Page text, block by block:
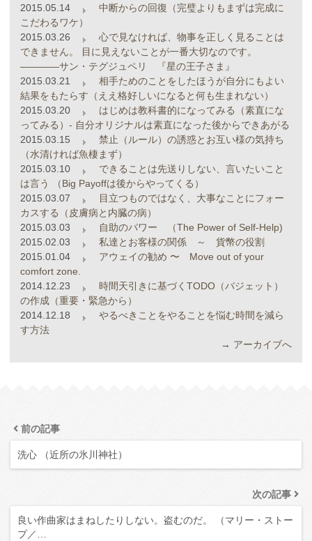
2015.05.14
中断からの回復（完璧よりもまずは完成に
こだわるワケ）
2015.03.26
心で見なければ、物事を正しく見ることは
できません。 目に見えないことが一番大切なのです。
――――サン・テグジュペリ 『星の王子さま』
2015.03.21
相手ためのことをしたほうが自分にもよい
結果をもたらす（ええ格好しいになると何も生まれない）
2015.03.20
はじめは教科書的になってみる（素直にな
ってみる）- 自分オリジナルは素直になった後からできあがる
2015.03.15
禁止（ルール）の誘惑とお互い様の気持ち
（水清ければ魚棲まず）
2015.03.10
できることは先送りしない、言いたいこと
は言う （Big Payoffは後からやってくる）
2015.03.07
目立つものではなく、大事なことにフォー
カスする（皮膚病と内臓の病）
2015.03.03
自助のパワー （The Power of Self-Help)
2015.02.03
私達とお客様の関係 ～ 貨幣の役割
2015.01.04
アウェイの勧め 〜 Move out of your
comfort zone.
2014.12.23
時間天引きに基づくTODO（バジェット）
の作成（重要・緊急から）
2014.12.18
やるべきことをやることを悩む時間を減ら
す方法
→ アーカイブへ
前の記事
洗心 （近所の氷川神社）
次の記事
良い作曲家はまねしたりしない。盗むのだ。 （マリー・ストー
プ／…